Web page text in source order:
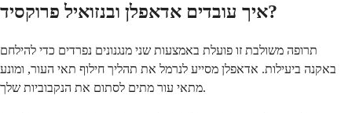
איך עובדים אדאפלן ובנזואיל פרוקסיד?
תרופה משולבת זו פועלת באמצעות שני מנגנונים נפרדים כדי להילחם
באקנה ביעילות. אדאפלן מסייע לנרמל את תהליך חילוף תאי העור, ומונע
מתאי עור מתים לסתום את הנקבוביות שלך.